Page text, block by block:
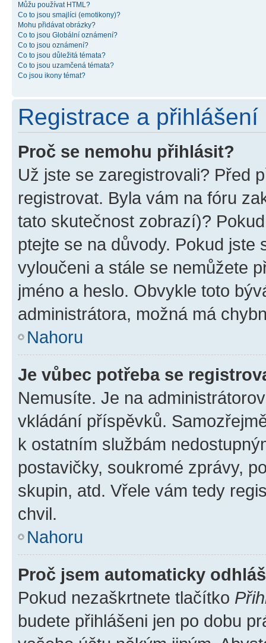
Můžu používat HTML?
Co to jsou smajlíci (emotikony)?
Mohu přidávat obrázky?
Co to jsou Globální oznámení?
Co to jsou oznámení?
Co to jsou důležitá témata?
Co to jsou uzamčená témata?
Co jsou ikony témat?
Registrace a přihlášení
Proč se nemohu přihlásit?
Už jste se zaregistrovali? Před
registrovat. Byla vám na fóru
tato skutečnost zobrazí)?
ptejte se na důvody. Pokud jste
vyloučeni a stále se nemůžete
jméno a heslo. Obvykle toto
administrátora, možná má
Nahoru
Je vůbec potřeba se
Nemusíte. Je na
vkládání příspěvků.
k ostatním službám
postavičky, soukromé zprávy,
skupin, atd. Vřele vám tedy
chvil.
Nahoru
Proč jsem automaticky
Pokud nezaškrtnete tlačítko
budete přihlášeni jen po dobu